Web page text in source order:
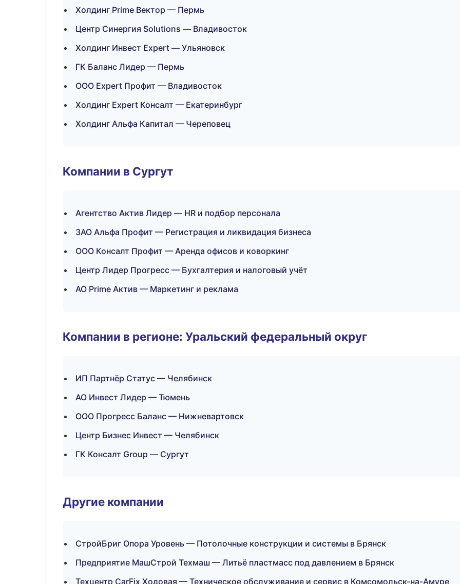
Холдинг Prime Вектор — Пермь
Центр Синергия Solutions — Владивосток
Холдинг Инвест Expert — Ульяновск
ГК Баланс Лидер — Пермь
ООО Expert Профит — Владивосток
Холдинг Expert Консалт — Екатеринбург
Холдинг Альфа Капитал — Череповец
Компании в Сургут
Агентство Актив Лидер — HR и подбор персонала
ЗАО Альфа Профит — Регистрация и ликвидация бизнеса
ООО Консалт Профит — Аренда офисов и коворкинг
Центр Лидер Прогресс — Бухгалтерия и налоговый учёт
АО Prime Актив — Маркетинг и реклама
Компании в регионе: Уральский федеральный округ
ИП Партнёр Статус — Челябинск
АО Инвест Лидер — Тюмень
ООО Прогресс Баланс — Нижневартовск
Центр Бизнес Инвест — Челябинск
ГК Консалт Group — Сургут
Другие компании
СтройБриг Опора Уровень — Потолочные конструкции и системы в Брянск
Предприятие МашСтрой Техмаш — Литьё пластмасс под давлением в Брянск
Техцентр CarFix Ходовая — Техническое обслуживание и сервис в Комсомольск-на-Амуре